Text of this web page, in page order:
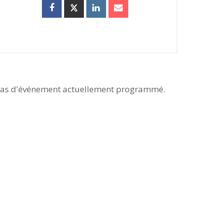
d'événement actuellement programmé.